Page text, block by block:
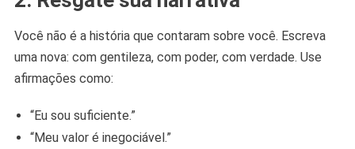
Você não é a história que contaram sobre você. Escreva
uma nova: com gentileza, com poder, com verdade. Use
afirmações como:
“Eu sou suficiente.”
“Meu valor é inegociável.”